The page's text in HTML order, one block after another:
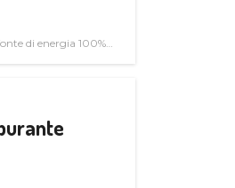
di energia 100%